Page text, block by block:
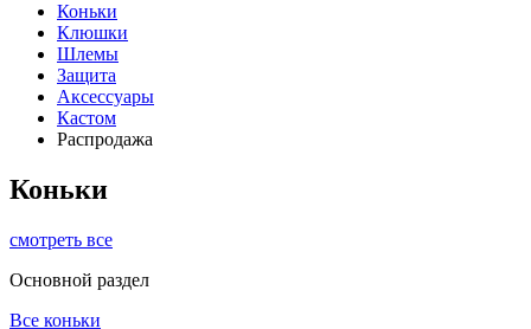
Коньки
Клюшки
Шлемы
Защита
Аксессуары
Кастом
Распродажа
Коньки
смотреть все
Основной раздел
Все коньки